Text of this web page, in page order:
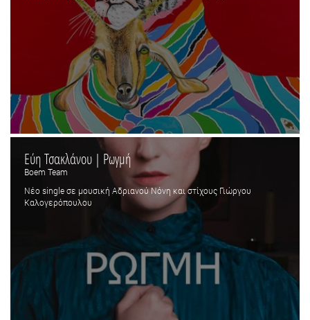
Εύη Τσακλάνου | Ρωγμή
Boem Team
Νέο single σε μουσική Αδριανού Νόνη και στίχους Γιώργου
Καλογερόπουλου